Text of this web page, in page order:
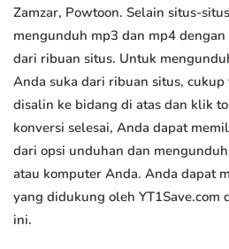
Zamzar, Powtoon. Selain situs-
mengunduh mp3 dan mp4
dari ribuan situs. Untuk
Anda suka dari ribuan situs,
disalin ke bidang di atas dan klik
konversi selesai, Anda dapat
dari opsi unduhan dan
atau komputer Anda. Anda dapat
yang didukung oleh YT1Save.com
ini.